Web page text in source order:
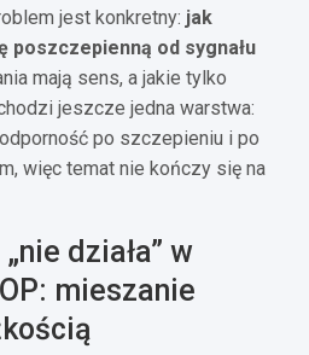
jest konkretny: jak
poszczepienną od sygnału
mają sens, a jakie tylko
jeszcze jedna warstwa:
po szczepieniu i po
więc temat nie kończy się na
działa” w
mieszanie